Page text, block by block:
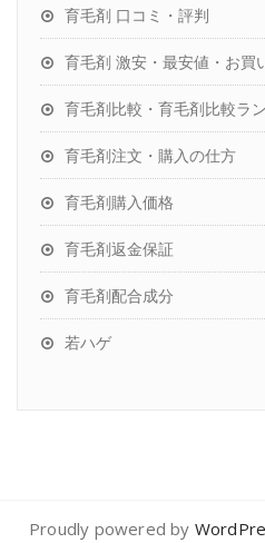
育毛剤 口コミ・評判
育毛剤 激安・最安値・お買
育毛剤比較・育毛剤比較ラ
育毛剤注文・購入の仕方
育毛剤購入価格
育毛剤返金保証
育毛剤配合成分
若ハゲ
Proudly powered by